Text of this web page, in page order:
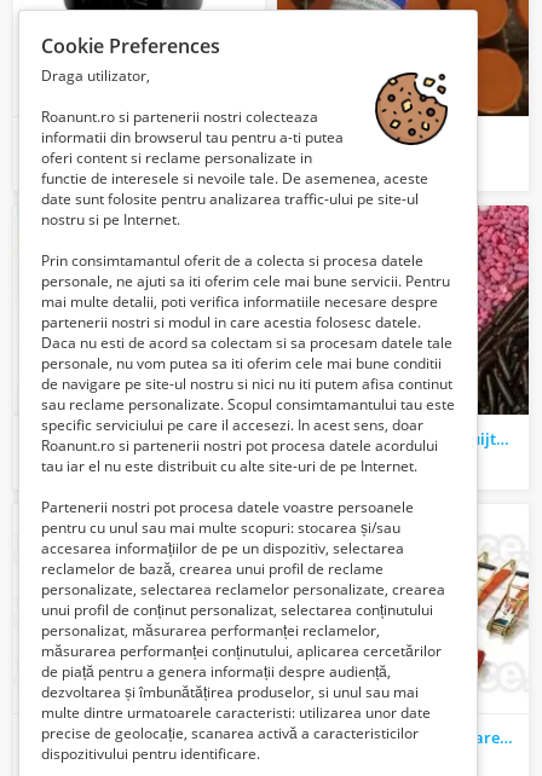
Supapa de sens cu sorb
35 Lei
Bicillin 5
16 Lei
Cocktail de arahide, cu strat crocant Duyvis Total Blue
1 Euro €
Ciocolata olandeza De Ruijter – Chocoladevlokken melk fulgi de ciocolata cu lapte
1 Euro €
Crema de curatat cu parfum de lacramioare Total Orange
1 Euro €
Accesorii chingi de ancorare Total Race
Cookie Preferences
Draga utilizator,
Roanunt.ro si partenerii nostri colecteaza
informatii din browserul tau pentru a-ti putea
oferi content si reclame personalizate in
functie de interesele si nevoile tale. De asemenea, aceste
date sunt folosite pentru analizarea traffic-ului pe site-ul
nostru si pe Internet.
Prin consimtamantul oferit de a colecta si procesa datele
personale, ne ajuti sa iti oferim cele mai bune servicii. Pentru
mai multe detalii, poti verifica informatiile necesare despre
partenerii nostri si modul in care acestia folosesc datele.
Daca nu esti de acord sa colectam si sa procesam datele tale
personale, nu vom putea sa iti oferim cele mai bune conditii
de navigare pe site-ul nostru si nici nu iti putem afisa continut
sau reclame personalizate. Scopul consimtamantului tau este
specific serviciului pe care il accesezi. In acest sens, doar
Roanunt.ro si partenerii nostri pot procesa datele acordului
tau iar el nu este distribuit cu alte site-uri de pe Internet.
Partenerii nostri pot procesa datele voastre persoanele
pentru cu unul sau mai multe scopuri: stocarea și/sau
accesarea informațiilor de pe un dispozitiv, selectarea
reclamelor de bază, crearea unui profil de reclame
personalizate, selectarea reclamelor personalizate, crearea
unui profil de conținut personalizat, selectarea conținutului
personalizat, măsurarea performanței reclamelor,
măsurarea performanței conținutului, aplicarea cercetărilor
de piață pentru a genera informații despre audiență,
dezvoltarea și îmbunătățirea produselor, si unul sau mai
multe dintre urmatoarele caracteristi: utilizarea unor date
precise de geolocație, scanarea activă a caracteristicilor
dispozitivului pentru identificare.